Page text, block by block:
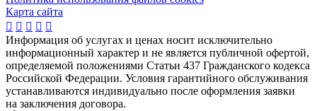
Карта сайта
    
Информация об услугах и ценах носит исключительно
информационный характер и не является публичной офертой,
определяемой положениями Статьи 437 Гражданского кодекса
Российской Федерации. Условия гарантийного обслуживания
устанавливаются индивидуально после оформления заявки
на заключения договора.